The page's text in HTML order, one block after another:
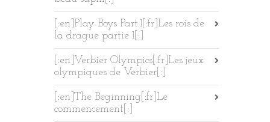
[:en]Play Boys Part.1[:fr]Les rois de
la drague partie 1[:]
[:en]Verbier Olympics[:fr]Les jeux
olympiques de Verbier[:]
[:en]The Beginning[:fr]Le
commencement[:]